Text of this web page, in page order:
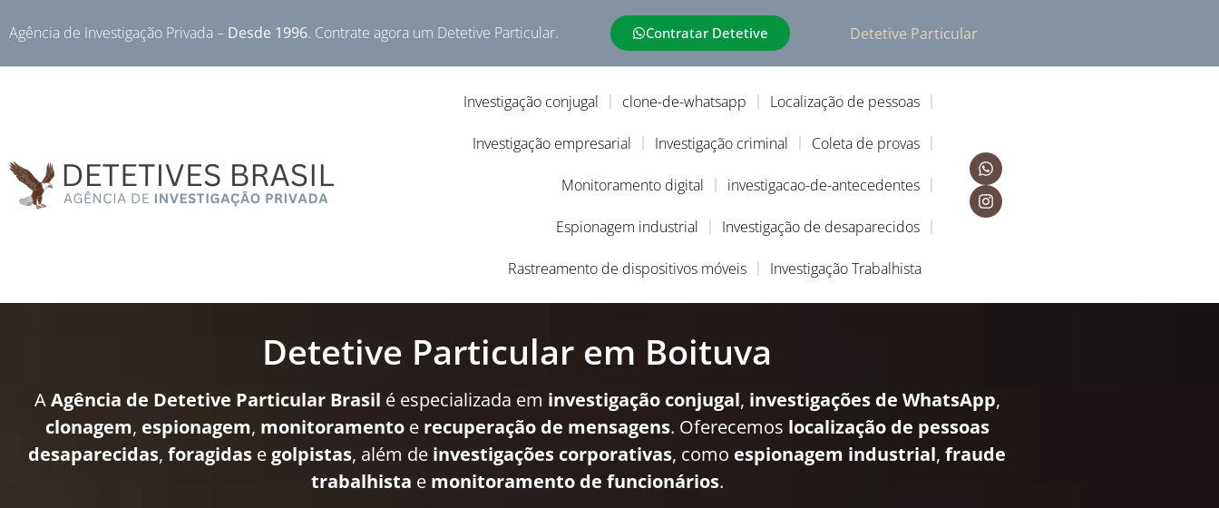
Agência de Investigação Privada – Desde 1996. Contrate agora um Detetive Particular. Contratar Detetive Detetive Particular
Investigação conjugal clone-de-whatsapp Localização de pessoas
Investigação empresarial Investigação criminal Coleta de provas
Monitoramento digital investigacao-de-antecedentes
Espionagem industrial Investigação de desaparecidos
Rastreamento de dispositivos móveis Investigação Trabalhista
Detetive Particular em Boituva
AAgência de Detetive Particular Brasil é especializada em investigação conjugal, investigações de WhatsApp,
clonagem, espionagem, monitoramentoe recuperação de mensagens. Oferecemos localização de pessoas
desaparecidas, foragidas e golpistas, além de investigações corporativas, como espionagem industrial, fraude
trabalhista e monitoramento de funcionários.